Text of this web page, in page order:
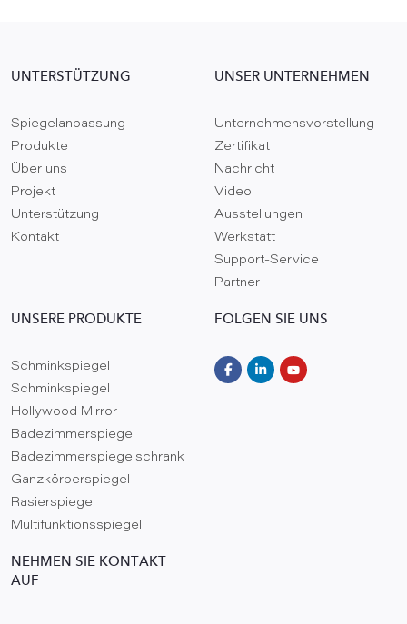
UNTERSTÜTZUNG
Spiegelanpassung
Produkte
Über uns
Projekt
Unterstützung
Kontakt
UNSER UNTERNEHMEN
Unternehmensvorstellung
Zertifikat
Nachricht
Video
Ausstellungen
Werkstatt
Support-Service
Partner
UNSERE PRODUKTE
Schminkspiegel
Schminkspiegel
Hollywood Mirror
Badezimmerspiegel
Badezimmerspiegelschrank
Ganzkörperspiegel
Rasierspiegel
Multifunktionsspiegel
FOLGEN SIE UNS
NEHMEN SIE KONTAKT
AUF